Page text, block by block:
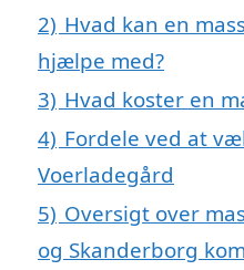
2) Hvad kan en
hjælpe med?
3) Hvad koster en
4) Fordele ved at
Voerladegård
5) Oversigt over
og Skanderborg